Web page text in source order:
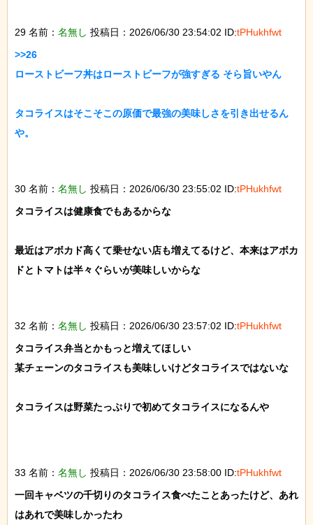
29 名前： 名無し 投稿日：2026/06/30 23:54:02 ID:tPHukhfwt
>>26
ローストビーフ丼はローストビーフが強すぎる そら旨いやん
タコライスはそこそこの原価で最強の美味しさを引き出せるん
や。
30 名前： 名無し 投稿日：2026/06/30 23:55:02 ID:tPHukhfwt
タコライスは健康食でもあるからな
最近はアボカド高くて乗せない店も増えてるけど、本来はアボカ
ドとトマトは半々ぐらいが美味しいからな
32 名前： 名無し 投稿日：2026/06/30 23:57:02 ID:tPHukhfwt
タコライス弁当とかもっと増えてほしい
某チェーンのタコライスも美味しいけどタコライスではないな
タコライスは野菜たっぷりで初めてタコライスになるんや
33 名前： 名無し 投稿日：2026/06/30 23:58:00 ID:tPHukhfwt
一回キャベツの千切りのタコライス食べたことあったけど、あれ
はあれで美味しかったわ